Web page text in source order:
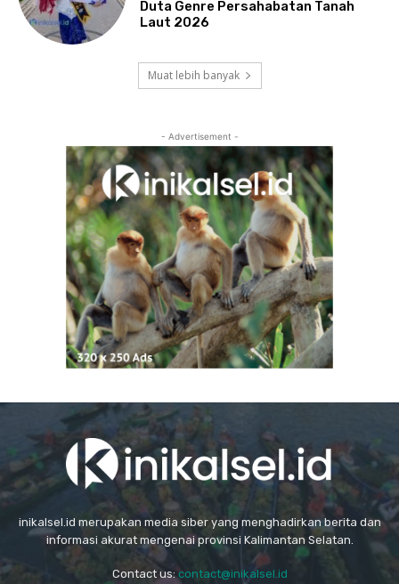
Duta Genre Persahabatan Tanah
Laut 2026
Muat lebih banyak
- Advertisement -
inikalsel.id merupakan media siber yang menghadirkan berita dan
informasi akurat mengenai provinsi Kalimantan Selatan.
Contact us:contact@inikalsel.id